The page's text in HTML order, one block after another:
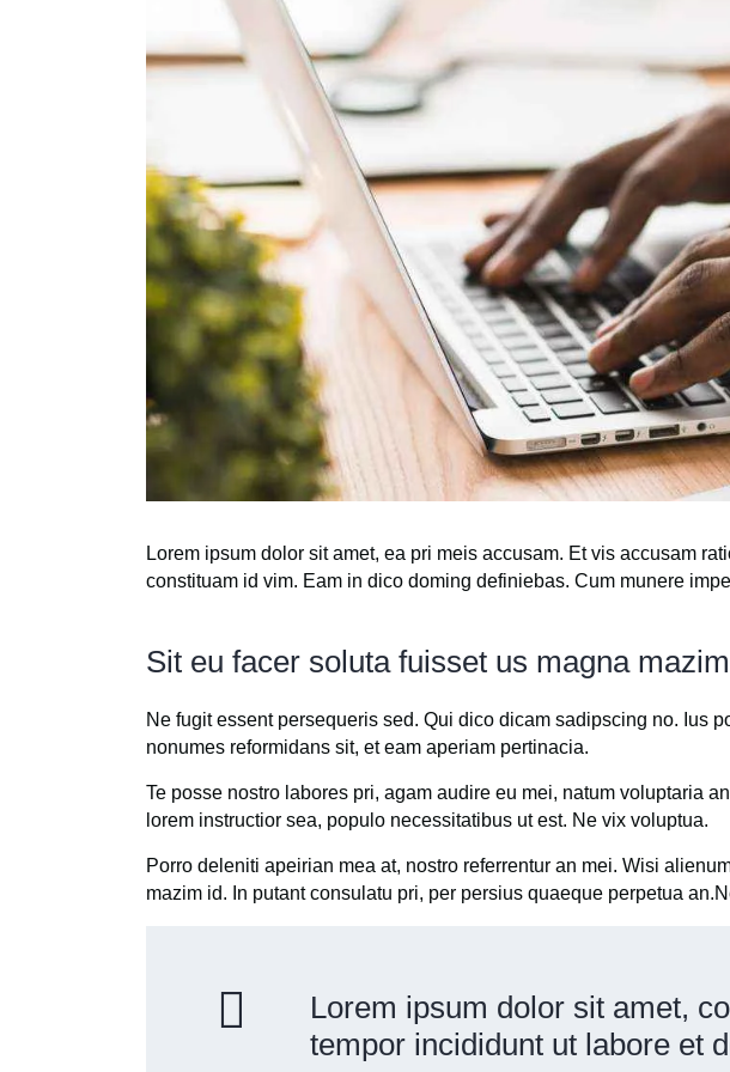
Lorem ipsum dolor sit amet, ea pri meis accusam. Et vis accusam
constituam id vim. Eam in dico doming definiebas. Cum munere
Sit eu facer soluta fuisset us magna
Ne fugit essent persequeris sed. Qui dico dicam sadipscing no. Ius
nonumes reformidans sit, et eam aperiam pertinacia.
Te posse nostro labores pri, agam audire eu mei, natum voluptaria
lorem instructior sea, populo necessitatibus ut est. Ne vix voluptua.
Porro deleniti apeirian mea at, nostro referrentur an mei. Wisi
mazim id. In putant consulatu pri, per persius quaeque perpetua
Lorem ipsum dolor sit amet,
tempor incididunt ut labore et